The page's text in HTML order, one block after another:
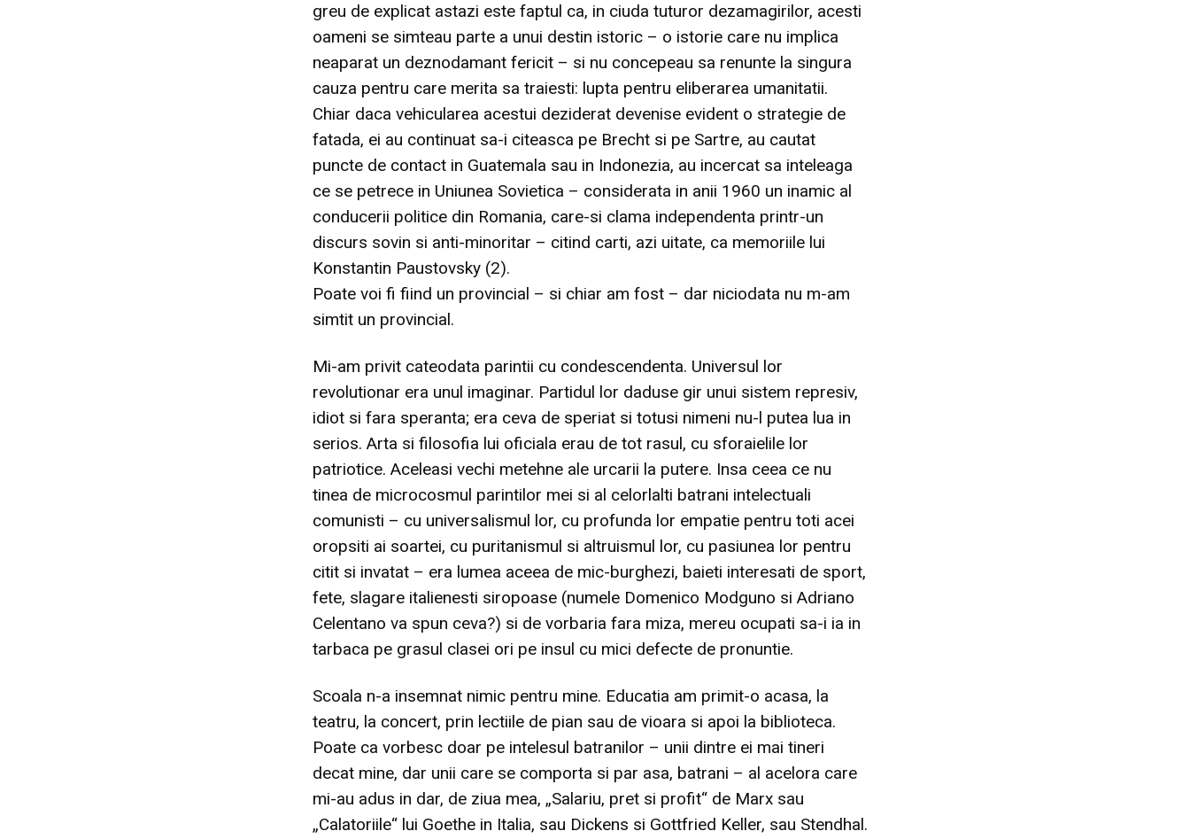
greu de explicat astazi este faptul ca, in ciuda tuturor dezamagirilor, acesti
oameni se simteau parte a unui destin istoric – o istorie care nu implica
neaparat un deznodamant fericit – si nu concepeau sa renunte la singura
cauza pentru care merita sa traiesti: lupta pentru eliberarea umanitatii.
Chiar daca vehicularea acestui deziderat devenise evident o strategie de
fatada, ei au continuat sa-i citeasca pe Brecht si pe Sartre, au cautat
puncte de contact in Guatemala sau in Indonezia, au incercat sa inteleaga
ce se petrece in Uniunea Sovietica – considerata in anii 1960 un inamic al
conducerii politice din Romania, care-si clama independenta printr-un
discurs sovin si anti-minoritar – citind carti, azi uitate, ca memoriile lui
Konstantin Paustovsky (2).
Poate voi fi fiind un provincial – si chiar am fost – dar niciodata nu m-am
simtit un provincial.
Mi-am privit cateodata parintii cu condescendenta. Universul lor
revolutionar era unul imaginar. Partidul lor daduse gir unui sistem represiv,
idiot si fara speranta; era ceva de speriat si totusi nimeni nu-l putea lua in
serios. Arta si filosofia lui oficiala erau de tot rasul, cu sforaielile lor
patriotice. Aceleasi vechi metehne ale urcarii la putere. Insa ceea ce nu
tinea de microcosmul parintilor mei si al celorlalti batrani intelectuali
comunisti – cu universalismul lor, cu profunda lor empatie pentru toti acei
oropsiti ai soartei, cu puritanismul si altruismul lor, cu pasiunea lor pentru
citit si invatat – era lumea aceea de mic-burghezi, baieti interesati de sport,
fete, slagare italienesti siropoase (numele Domenico Modguno si Adriano
Celentano va spun ceva?) si de vorbaria fara miza, mereu ocupati sa-i ia in
tarbaca pe grasul clasei ori pe insul cu mici defecte de pronuntie.
Scoala n-a insemnat nimic pentru mine. Educatia am primit-o acasa, la
teatru, la concert, prin lectiile de pian sau de vioara si apoi la biblioteca.
Poate ca vorbesc doar pe intelesul batranilor – unii dintre ei mai tineri
decat mine, dar unii care se comporta si par asa, batrani – al acelora care
mi-au adus in dar, de ziua mea, „Salariu, pret si profit“ de Marx sau
„Calatoriile“ lui Goethe in Italia, sau Dickens si Gottfried Keller, sau Stendhal.